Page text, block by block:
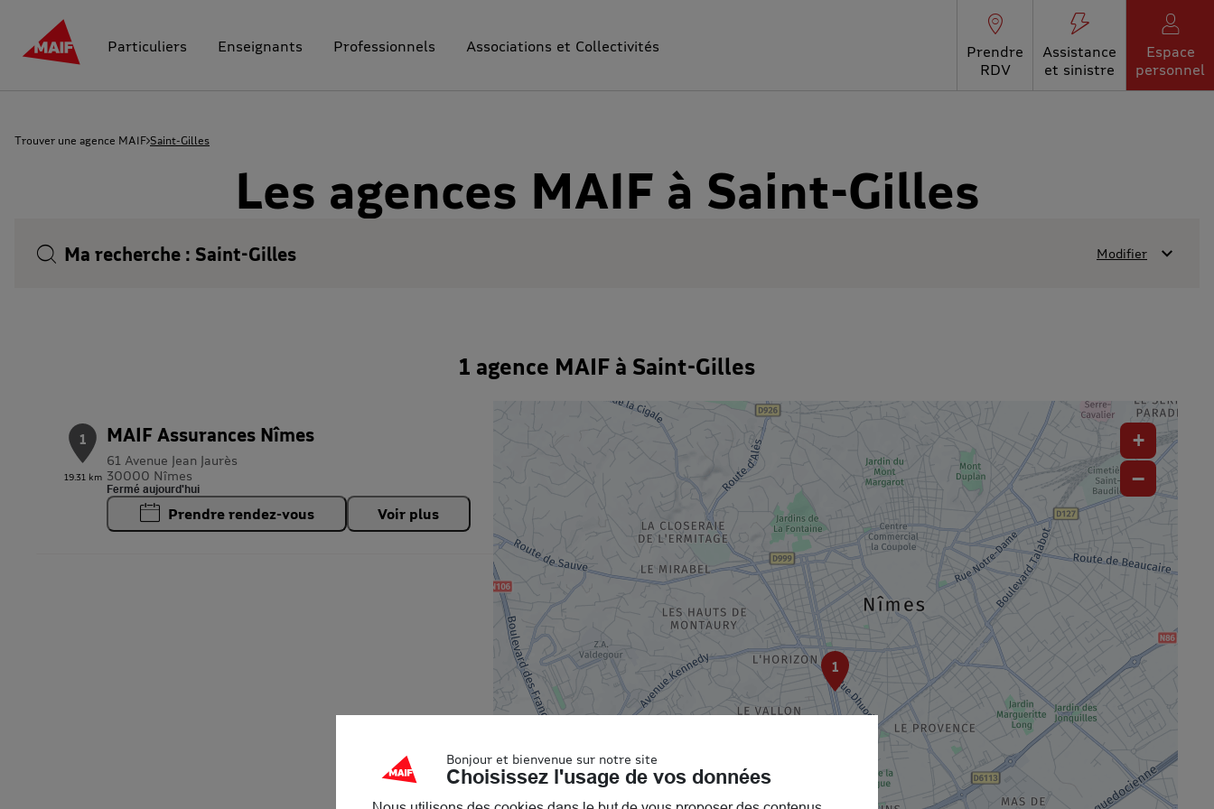
Particuliers Enseignants Professionnels Associations et Collectivités
Prendre
RDV
Assistance
et sinistre
Espace
personnel
Trouver une agence MAIF Saint-Gilles
Les agences MAIF à Saint-Gilles
Ma recherche : Saint-Gilles Modifier
1 agence MAIF à Saint-Gilles
1
19.31 km
MAIF Assurances Nîmes
61 Avenue Jean Jaurès
30000 Nîmes
Fermé aujourd'hui
Prendre rendez-vous Voir plus
1
+
−
Bonjour et bienvenue sur notre site
Choisissez l'usage de vos données